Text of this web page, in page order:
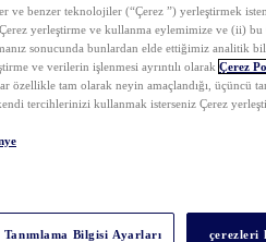
ve benzer teknolojiler (“Çerez ”) yerleştirmek
yerleştirme ve kullanma eylemimize ve (ii)
sonucunda bunlardan elde ettiğimiz analitik
ve verilerin işlenmesi ayrıntılı olarak Çerez
özellikle tam olarak neyin amaçlandığı, üçüncü
tercihlerinizi kullanmak isterseniz Çerez
Tanımlama Bilgisi Ayarları çerezleri